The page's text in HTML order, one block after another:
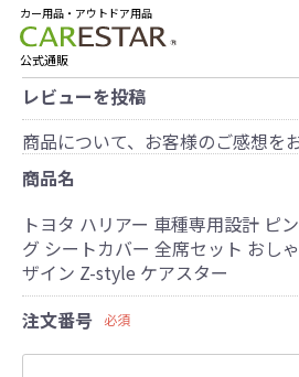
カー用品・アウトドア用品
公式通販
レビューを投稿
商品について、お客様のご感想を
商品名
トヨタ ハリアー 車種専用設計 ピ
グ シートカバー 全席セット おし
ザイン Z-style ケアスター
注文番号
必須